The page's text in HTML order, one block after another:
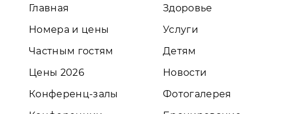
Главная
Номера и цены
Частным гостям
Цены 2026
Конференц-залы
Здоровье
Услуги
Детям
Новости
Фотогалерея